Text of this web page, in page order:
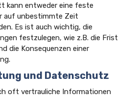
kann entweder eine feste
auf unbestimmte Zeit
Es ist auch wichtig, die
festzulegen, wie z.B. die Frist
die Konsequenzen einer
und Datenschutz
oft vertrauliche Informationen